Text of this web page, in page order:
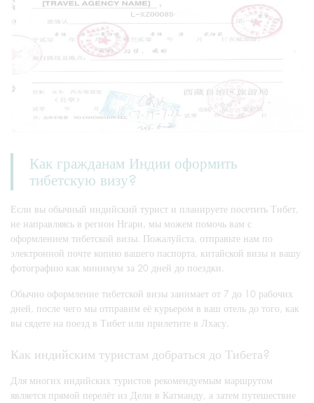
Как гражданам Индии оформить
тибетскую визу?
Если вы обычный индийский турист и планируете посетить Тибет,
не направляясь в регион Нгари, мы можем помочь вам с
оформлением тибетской визы. Пожалуйста, отправьте нам по
электронной почте копию вашего паспорта, китайской визы и вашу
фотографию как минимум за 20 дней до поездки.
Обычно оформление тибетской визы занимает от 7 до 10 рабочих
дней, после чего мы отправим её курьером в ваш отель до того, как
вы сядете на поезд в Тибет или прилетите в Лхасу.
Как индийским туристам добраться до Тибета?
Для многих индийских туристов рекомендуемым маршрутом
является прямой перелёт из Дели в Катманду, а затем путешествие